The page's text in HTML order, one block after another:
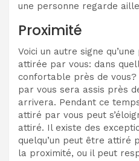
une personne regarde
Proximité
Voici un autre signe
attirée par vous: dans
confortable près de vous?
par vous sera assis près
arrivera. Pendant ce
attiré par vous peut
attiré. Il existe des
quelqu’un peut être attiré
la proximité, ou il peut